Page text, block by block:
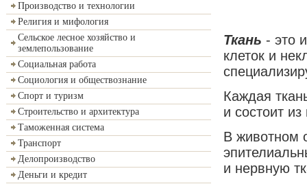
Производство и технологии
Религия и мифология
Сельское лесное хозяйство и
землепользование
Социальная работа
Социология и обществознание
Спорт и туризм
Строительство и архитектура
Таможенная система
Транспорт
Делопроизводство
Деньги и кредит
Ткань - это
клеток и
Каждая
и состоит
В животном
и нервную